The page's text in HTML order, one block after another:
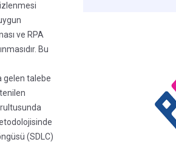
ve RPA
Bu
gelen talebe
(SDLC)